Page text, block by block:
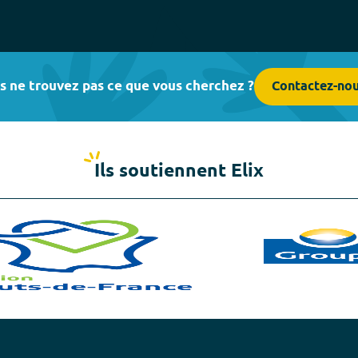
ne trouvez pas ce que vous cherchez ? Contactez-
Ils soutiennent Elix